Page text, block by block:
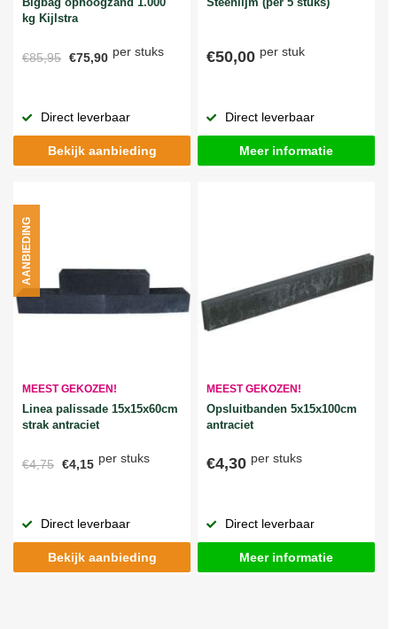
kg Kijlstra
€85,95 €75,90 per stuks
Direct leverbaar
Bekijk aanbieding
€50,00 per stuk
Direct leverbaar
Meer informatie
MEEST GEKOZEN!
Linea palissade 15x15x60cm
strak antraciet
€4,75 €4,15 per stuks
AANBIEDING
Direct leverbaar
Bekijk aanbieding
MEEST GEKOZEN!
Opsluitbanden 5x15x100cm
antraciet
€4,30 per stuks
Direct leverbaar
Meer informatie